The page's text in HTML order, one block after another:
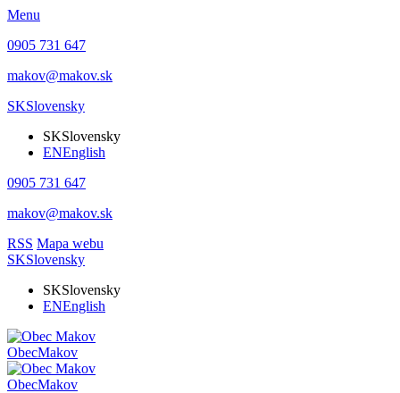
Menu
0905 731 647
makov@makov.sk
SKSlovensky
SKSlovensky
ENEnglish
0905 731 647
makov@makov.sk
RSS Mapa webu
SKSlovensky
SKSlovensky
ENEnglish
ObecMakov
ObecMakov